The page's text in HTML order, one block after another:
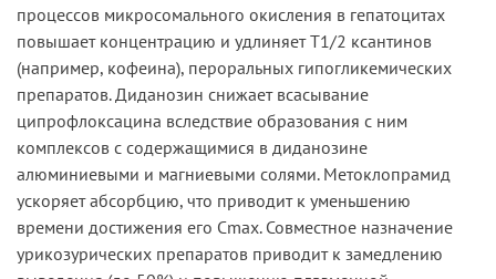
процессов микросомального окисления в гепатоцитах
повышает концентрацию и удлиняет T1/2 ксантинов
(например, кофеина), пероральных гипогликемических
препаратов. Диданозин снижает всасывание
ципрофлоксацина вследствие образования с ним
комплексов с содержащимися в диданозине
алюминиевыми и магниевыми солями. Метоклопрамид
ускоряет абсорбцию, что приводит к уменьшению
времени достижения его Cmax. Совместное назначение
урикозурических препаратов приводит к замедлению